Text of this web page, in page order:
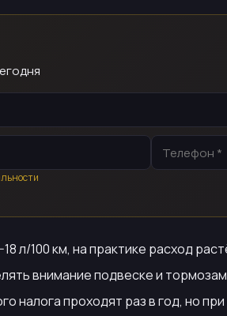
л/100 км, на практике расход
внимание подвеске и
налога проходят раз в год, но